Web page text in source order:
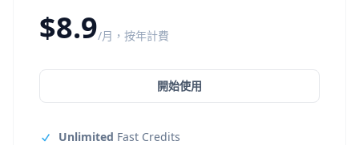
$8.9/月，按年計費
開始使用
Unlimited Fast Credits